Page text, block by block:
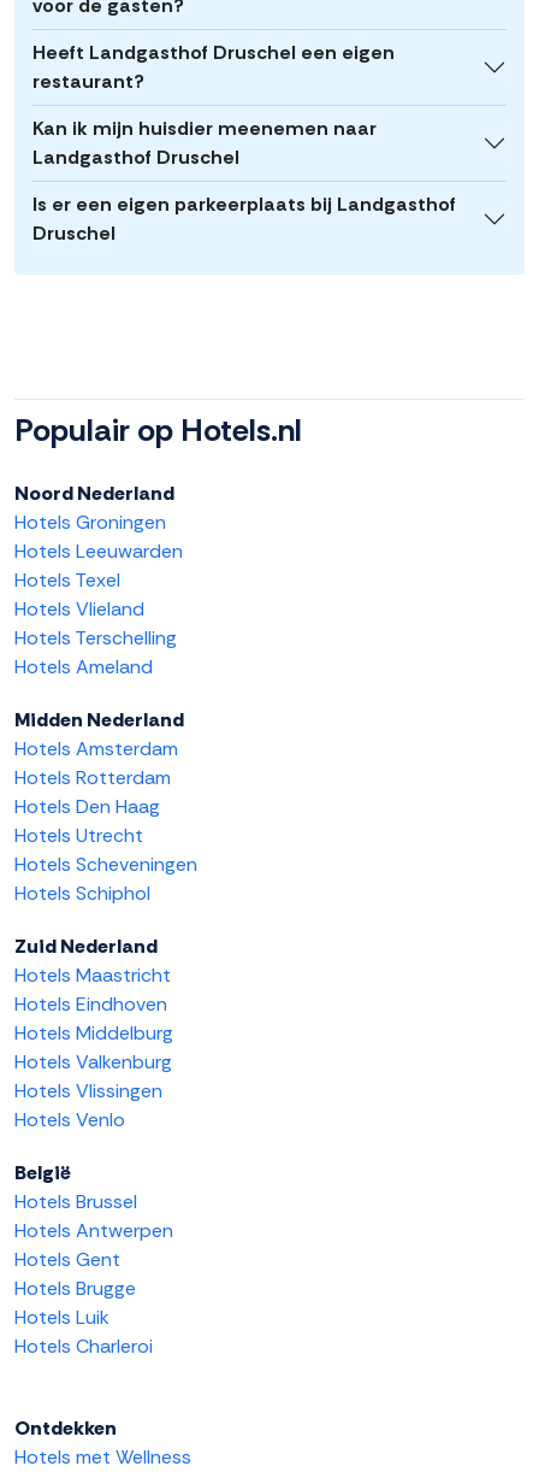
voor de gasten?
Heeft Landgasthof Druschel een eigen
restaurant?
Kan ik mijn huisdier meenemen naar
Landgasthof Druschel
Is er een eigen parkeerplaats bij Landgasthof
Druschel
Populair op Hotels.nl
Noord Nederland
Hotels Groningen
Hotels Leeuwarden
Hotels Texel
Hotels Vlieland
Hotels Terschelling
Hotels Ameland
Midden Nederland
Hotels Amsterdam
Hotels Rotterdam
Hotels Den Haag
Hotels Utrecht
Hotels Scheveningen
Hotels Schiphol
Zuid Nederland
Hotels Maastricht
Hotels Eindhoven
Hotels Middelburg
Hotels Valkenburg
Hotels Vlissingen
Hotels Venlo
België
Hotels Brussel
Hotels Antwerpen
Hotels Gent
Hotels Brugge
Hotels Luik
Hotels Charleroi
Ontdekken
Hotels met Wellness